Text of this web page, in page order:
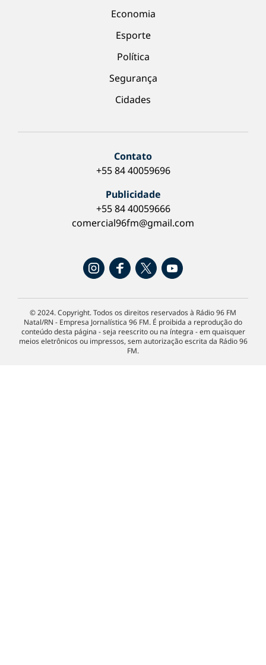
Economia
Esporte
Política
Segurança
Cidades
Contato
+55 84 40059696
Publicidade
+55 84 40059666
comercial96fm@gmail.com
© 2024. Copyright. Todos os direitos reservados à Rádio 96 FM
Natal/RN - Empresa Jornalística 96 FM. É proibida a reprodução do
conteúdo desta página - seja reescrito ou na íntegra - em quaisquer
meios eletrônicos ou impressos, sem autorização escrita da Rádio 96
FM.